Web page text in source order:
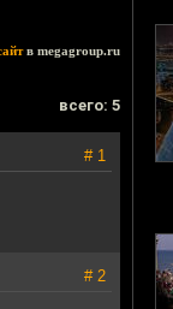
в megagroup.ru
всего: 5
# 1
# 2